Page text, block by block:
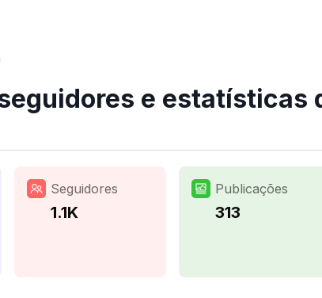
e estatísticas
Seguidores
1.1K
Publicações
313